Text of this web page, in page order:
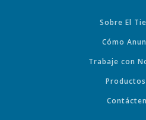
Sobre El
Cómo
Trabaje con
Productos